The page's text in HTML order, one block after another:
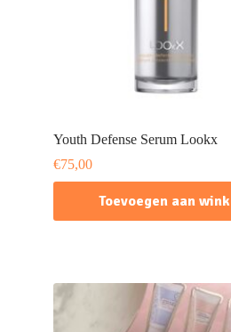
Youth Defense Serum Lookx
€75,00
Toevoegen aan